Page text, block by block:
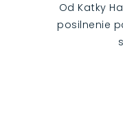
Od Katky
posilnenie